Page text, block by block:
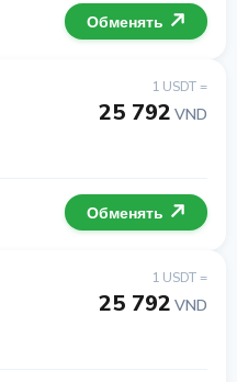
Обменять
1 USDT =
25 792 VND
Обменять
1 USDT =
25 792 VND